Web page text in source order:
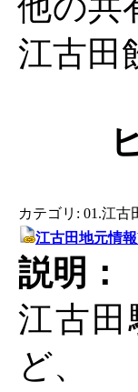
江古田
カテゴリ: 01.江古
江古田地元情
説明：
江古
ど、